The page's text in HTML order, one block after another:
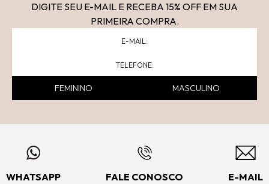
DIGITE SEU E-MAIL E RECEBA 15% OFF EM SUA
PRIMEIRA COMPRA.
FEMININO MASCULINO
WHATSAPP FALE CONOSCO E-MAIL